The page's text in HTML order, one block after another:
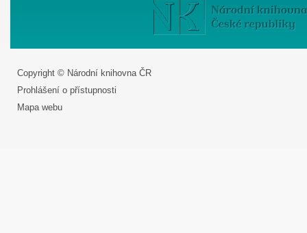
Copyright © Národní knihovna ČR
Prohlášení o přístupnosti
Mapa webu